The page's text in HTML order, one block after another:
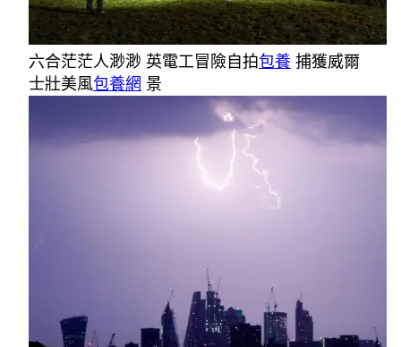
六合茫茫人渺渺 英電工冒險自拍包養 捕獲威爾
士壯美風包養網 景